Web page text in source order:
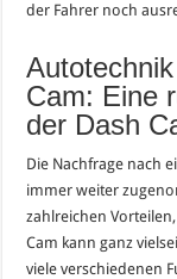
der Fahrer noch
Cam: Eine
der Dash
Die Nachfrage nach
immer weiter
zahlreichen
Cam kann ganz
viele verschiedenen